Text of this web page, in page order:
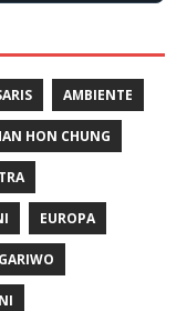
AMBIENTE
HON CHUNG
EUROPA
GARIWO